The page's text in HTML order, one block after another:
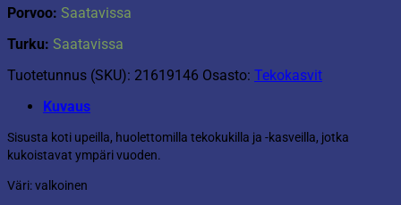
Porvoo: Saatavissa
Turku: Saatavissa
Tuotetunnus (SKU): 21619146 Osasto: Tekokasvit
Kuvaus
Sisusta koti upeilla, huolettomilla tekokukilla ja -kasveilla, jotka
kukoistavat ympäri vuoden.
Väri: valkoinen